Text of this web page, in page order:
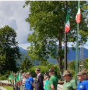
viste